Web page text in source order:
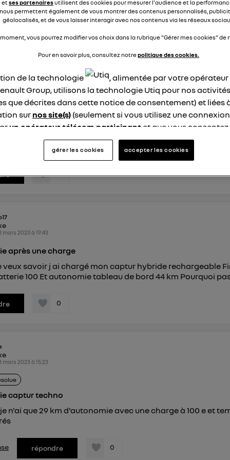
la batterie, il faut compter combien de kilomètres ?.merci.
mars 2023à15:50
voit on la durée d'autonomie s/captur Hybrid
voit on la durée d autonomie s/captur hybride. Ma voiture
convenablement ? merci .
mars 2023 à19:43
après une charge
veux savoir j ai chargé mon captur hybride rechargeable
100 Et autonomie tableau de bord 44 km Pourquoi
0
mars 2023 à15:23
captur techno
n'ai que 29 km d'autonomie avec une charge à 100 e et
répondre 0
etses partenairesutilisent des cookies pour mesurer l'audience et la
permettent également de vous montrer des contenus personnalisés,
géolocalisés, et de vous laisser interagir avec nos contenus via les réseaux
vous pourrez modifier vos choix dans la rubrique "Gérer mes cookies" de
Pour en savoir plus, consultez notrepolitique des cookies.
de la technologie
, alimentée par votre
Group, utilisons la technologie Utiq pour nos
que décrites dans cette notice de consentement) et liées
sur nos site(s) (seulement si vous utilisez une
un opérateur télécom participant et que vous
site).
Utiq a été conçue pour la protection de vos données
en vous offrant choix et contrôle.
un identifiant créé par votre opérateur télécom basé sur
la même connexion et ayant consenties se verront attribuer
connexion foyer(ex : Wi-Fi), la personnalisation sera basée sur la navigation des
connexion mobile, la personnalisation sera basée uniquement sur la navigation de
à tout moment retirer ce consentement sur le portail
veuillez consulter
gérer les cookies accepter les cookies